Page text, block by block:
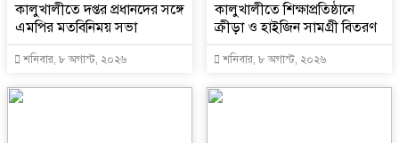
কালুখালীতে দপ্তর প্রধানদের সঙ্গে
এমপির মতবিনিময় সভা
শনিবার, ৮ অগাস্ট, ২০২৬
কালুখালীতে শিক্ষাপ্রতিষ্ঠানে
ক্রীড়া ও হাইজিন সামগ্রী বিতরণ
শনিবার, ৮ অগাস্ট, ২০২৬